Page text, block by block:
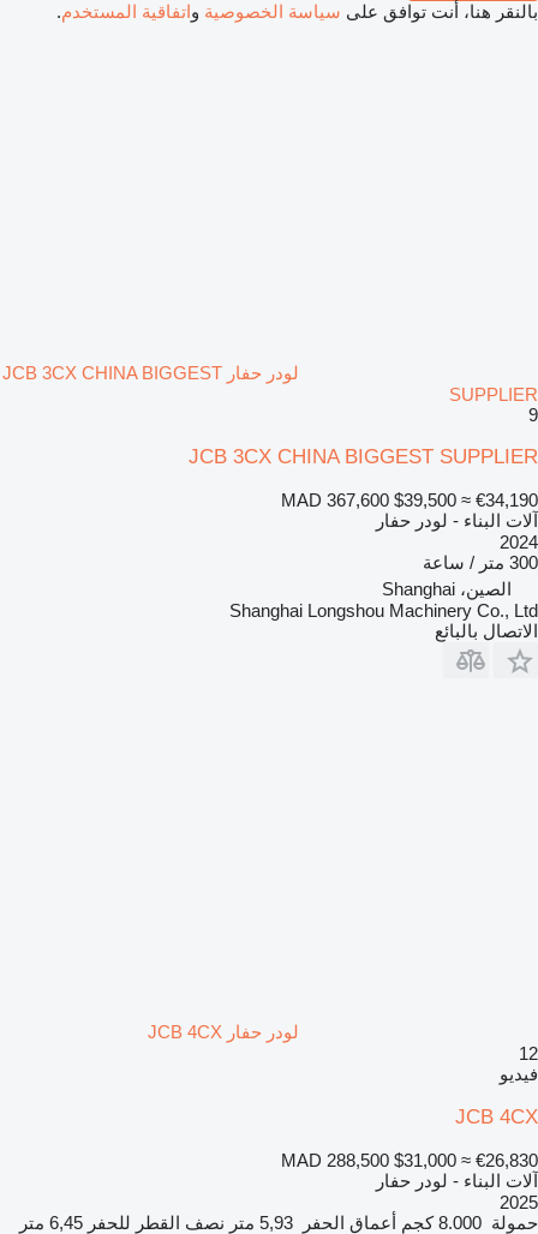
بالنقر هنا، أنت توافق على سياسة الخصوصية واتفاقية المستخدم.
لودر حفار JCB 3CX CHINA BIGGEST
SUPPLIER
9
JCB 3CX CHINA BIGGEST SUPPLIER
MAD 367,600 $39,500 ≈ €34,190
آلات البناء - لودر حفار
2024
300 متر / ساعة
الصين، Shanghai
Shanghai Longshou Machinery Co., Ltd
الاتصال بالبائع
لودر حفار JCB 4CX
12
فيديو
JCB 4CX
MAD 288,500 $31,000 ≈ €26,830
آلات البناء - لودر حفار
2025
حمولة 8.000 كجم أعماق الحفر 5,93 متر نصف القطر للحفر 6,45 متر